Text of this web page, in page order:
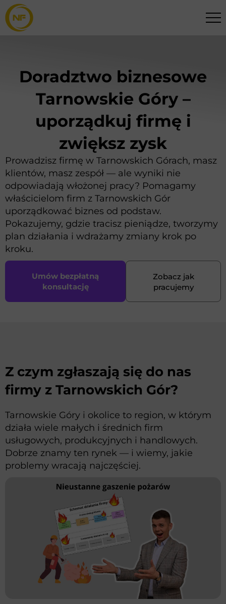
Doradztwo biznesowe
Tarnowskie Góry –
uporządkuj firmę i
zwiększ zysk
Prowadzisz firmę w Tarnowskich Górach, masz
klientów, masz zespół — ale wyniki nie
odpowiadają włożonej pracy? Pomagamy
właścicielom firm z Tarnowskich Gór
uporządkować biznes od podstaw.
Pokazujemy, gdzie tracisz pieniądze, tworzymy
plan działania i wdrażamy zmiany krok po
kroku.
Umów bezpłatną
konsultację
Zobacz jak
pracujemy
Z czym zgłaszają się do nas
firmy z Tarnowskich Gór?
Tarnowskie Góry i okolice to region, w którym
działa wiele małych i średnich firm
usługowych, produkcyjnych i handlowych.
Dobrze znamy ten rynek — i wiemy, jakie
problemy wracają najczęściej.